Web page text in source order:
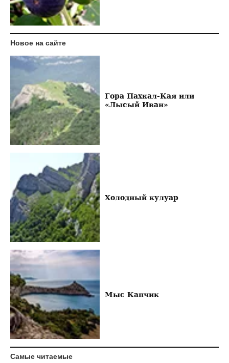
Новое на сайте
Гора Пахкал-Кая или
«Лысый Иван»
Холодный кулуар
Мыс Капчик
Самые читаемые